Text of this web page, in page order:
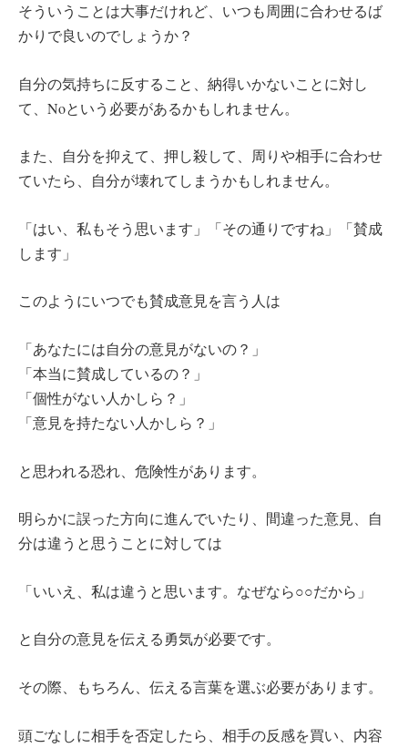
そういうことは大事だけれど、いつも周囲に合わせるば
かりで良いのでしょうか？
自分の気持ちに反すること、納得いかないことに対し
て、Noという必要があるかもしれません。
また、自分を抑えて、押し殺して、周りや相手に合わせ
ていたら、自分が壊れてしまうかもしれません。
「はい、私もそう思います」「その通りですね」「賛成
します」
このようにいつでも賛成意見を言う人は
「あなたには自分の意見がないの？」
「本当に賛成しているの？」
「個性がない人かしら？」
「意見を持たない人かしら？」
と思われる恐れ、危険性があります。
明らかに誤った方向に進んでいたり、間違った意見、自
分は違うと思うことに対しては
「いいえ、私は違うと思います。なぜなら○○だから」
と自分の意見を伝える勇気が必要です。
その際、もちろん、伝える言葉を選ぶ必要があります。
頭ごなしに相手を否定したら、相手の反感を買い、内容